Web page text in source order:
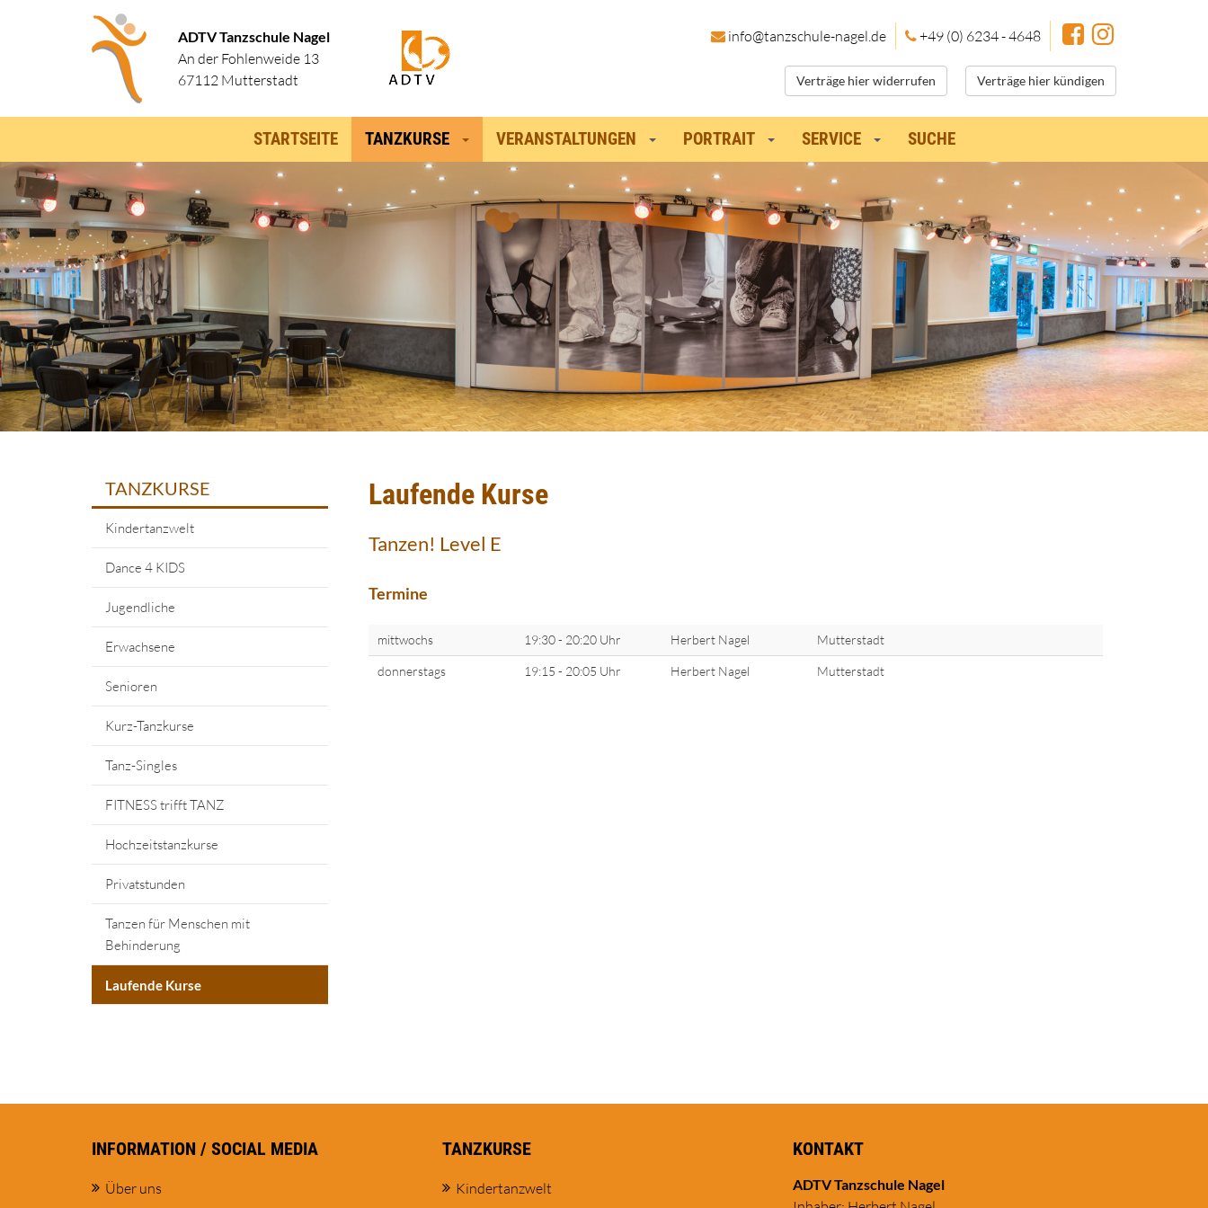
ADTV Tanzschule Nagel
An der Fohlenweide 13
67112 Mutterstadt
info@tanzschule-nagel.de +49 (0) 6234 - 4648
Verträge hier widerrufen Verträge hier kündigen
STARTSEITE TANZKURSE VERANSTALTUNGEN PORTRAIT SERVICE SUCHE
Laufende Kurse
Tanzen! Level E
Termine
mittwochs 19:30 - 20:20 Uhr Herbert Nagel Mutterstadt
donnerstags 19:15 - 20:05 Uhr Herbert Nagel Mutterstadt
TANZKURSE
Kindertanzwelt
Dance 4 KIDS
Jugendliche
Erwachsene
Senioren
Kurz-Tanzkurse
Tanz-Singles
FITNESS trifft TANZ
Hochzeitstanzkurse
Privatstunden
Tanzen für Menschen mit
Behinderung
Laufende Kurse
INFORMATION / SOCIAL MEDIA
Über uns
TANZKURSE
Kindertanzwelt
KONTAKT
ADTV Tanzschule Nagel